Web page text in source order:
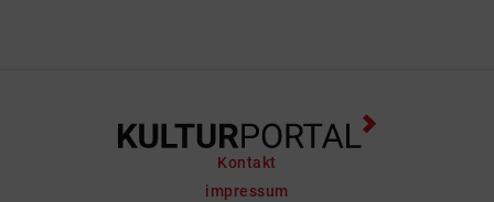
Kontakt
impressum